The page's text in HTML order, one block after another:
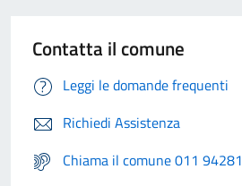
Contatta il comune
Leggi le domande frequenti
Richiedi Assistenza
Chiama il comune 011 94281